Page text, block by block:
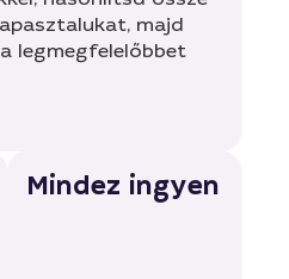
majd
legmegfelelőbbet
Mindez ingyen